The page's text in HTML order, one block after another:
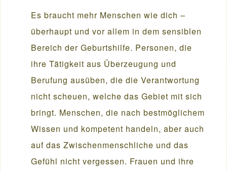
Es braucht mehr Menschen wie dich –
überhaupt und vor allem in dem sensiblen
Bereich der Geburtshilfe. Personen, die
ihre Tätigkeit aus Überzeugung und
Berufung ausüben, die die Verantwortung
nicht scheuen, welche das Gebiet mit sich
bringt. Menschen, die nach bestmöglichem
Wissen und kompetent handeln, aber auch
auf das Zwischenmenschliche und das
Gefühl nicht vergessen. Frauen und ihre